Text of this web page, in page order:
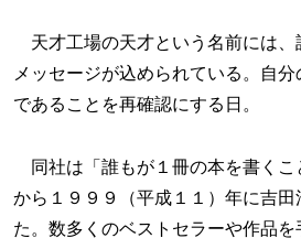
天才工場の天才という名前には、
メッセージが込められている。自
であることを再確認にする日。
同社は「誰もが１冊の本を書くこ
から１９９９（平成１１）年に吉
た。数多くのベストセラーや作品を